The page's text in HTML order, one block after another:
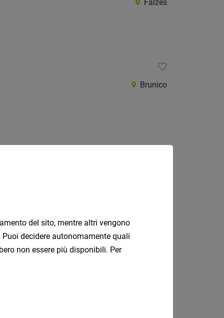
Falzes
Brunico
m/f/d
del sito, mentre altri vengono
decidere autonomamente quali
non essere più disponibili. Per